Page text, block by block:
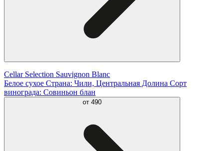
Cellar Selection Sauvignon Blanc
Белое сухое Страна: Чили, Центральная Долина Сорт
винограда: Совиньон блан
от 490